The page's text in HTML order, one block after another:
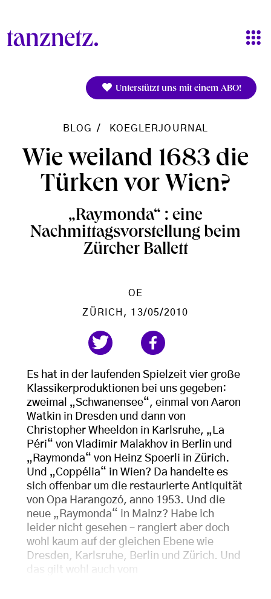
Unterstützt uns mit einem ABO!
BLOG KOEGLERJOURNAL
Wie weiland 1683 die
Türken vor Wien?
„Raymonda“ : eine
Nachmittagsvorstellung beim
Zürcher Ballett
OE
ZÜRICH , 13/05/2010
Es hat in der laufenden Spielzeit vier große
Klassikerproduktionen bei uns gegeben:
zweimal „Schwanensee“, einmal von Aaron
Watkin in Dresden und dann von
Christopher Wheeldon in Karlsruhe, „La
Péri“ von Vladimir Malakhov in Berlin und
„Raymonda“ von Heinz Spoerli in Zürich.
Und „Coppélia“ in Wien? Da handelte es
sich offenbar um die restaurierte Antiquität
von Opa Harangozó, anno 1953. Und die
neue „Raymonda“ in Mainz? Habe ich
leider nicht gesehen – rangiert aber doch
wohl kaum auf der gleichen Ebene wie
Dresden, Karlsruhe, Berlin und Zürich. Und
das gilt wohl auch vom